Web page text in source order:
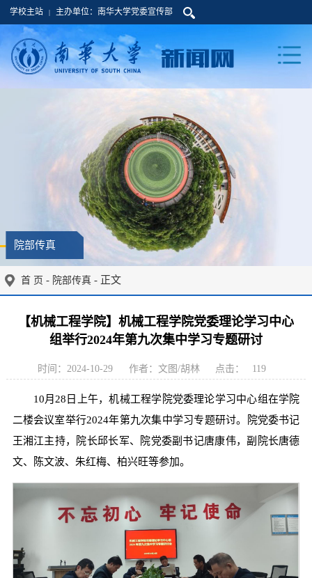
学校主站 | 主办单位：南华大学党委宣传部
院部传真
首 页 - 院部传真 - 正文
【机械工程学院】机械工程学院党委理论学习中心
组举行2024年第九次集中学习专题研讨
时间：2024-10-29 作者：文图/胡林 点击： 119
10月28日上午，机械工程学院党委理论学习中心组在学院
二楼会议室举行2024年第九次集中学习专题研讨。院党委书记
王湘江主持，院长邱长军、院党委副书记唐康伟，副院长唐德
文、陈文波、朱红梅、柏兴旺等参加。